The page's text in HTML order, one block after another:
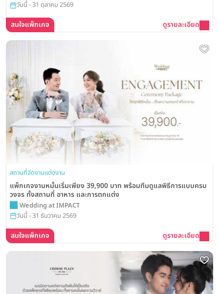
วันนี้ - 31 ตุลาคม 2569
สนใจแพ็กเกจ ดูรายละเอียด
สถานที่จัดงานแต่งงาน
แพ็กเกจงานหมั้นเริ่มเพียง 39,900 บาท พร้อมทีมดูแลพิธีการแบบครบ
วงจร ทั้งสถานที่ อาหาร และการตกแต่ง
Wedding at IMPACT
วันนี้ - 31 ธันวาคม 2569
สนใจแพ็กเกจ ดูรายละเอียด